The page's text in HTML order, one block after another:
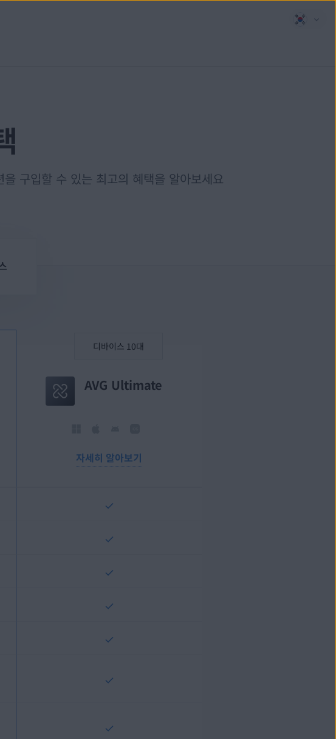
구입할 수 있는 최고의 혜택을 알아보세요
AVG Ultimate
자세히 알아보기